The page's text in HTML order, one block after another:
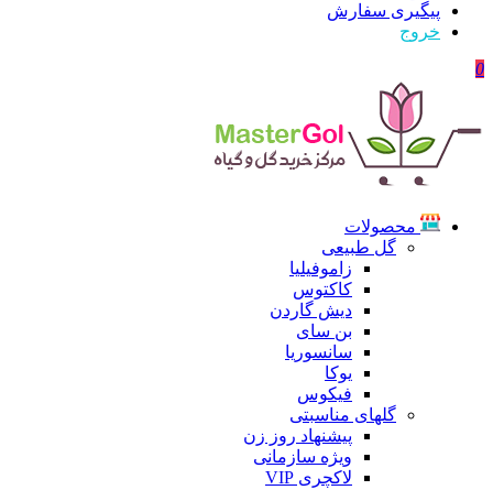
پیگیری سفارش
خروج
0
محصولات
گل طبیعی
زاموفیلیا
کاکتوس
دیش گاردن
بن سای
سانسوریا
یوکا
فیکوس
گلهای مناسبتی
پیشنهاد روز زن
ویژه سازمانی
لاکچری VIP